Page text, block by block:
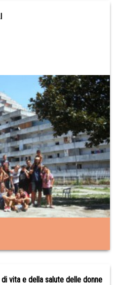
vita e della salute delle donne